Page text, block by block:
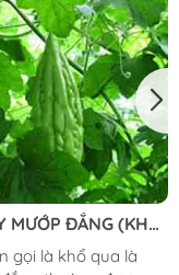
MƯỚP ĐẮNG (KHỔ
gọi là khổ qua là